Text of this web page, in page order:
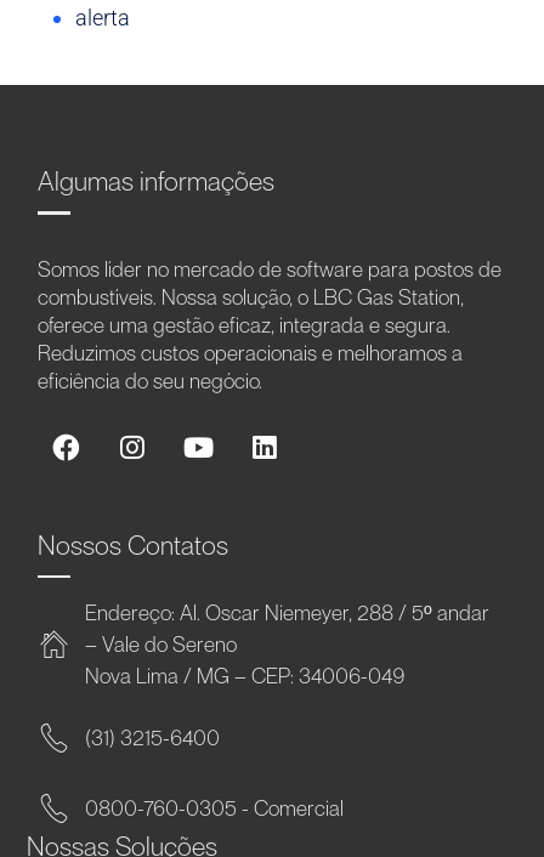
alerta
Algumas informações
Somos líder no mercado de software para postos de
combustíveis. Nossa solução, o LBC Gas Station,
oferece uma gestão eficaz, integrada e segura.
Reduzimos custos operacionais e melhoramos a
eficiência do seu negócio.
Nossos Contatos
Endereço: Al. Oscar Niemeyer, 288 / 5º andar
– Vale do Sereno
Nova Lima / MG – CEP: 34006-049
(31) 3215-6400
0800-760-0305 - Comercial
Nossas Soluções